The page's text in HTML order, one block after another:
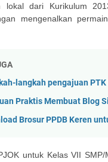
lokal dari Kurikulum
mengenalkan
langkah pengajuan
Praktis Membuat Blog
Brosur PPDB Keren
untuk Kelas VII